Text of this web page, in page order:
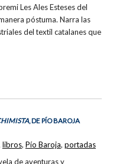
Les Ales Esteses del
póstuma. Narra las
del textil catalanes que
, DE PÍO BAROJA
de aventuras y
libros, Pío Baroja, portadas